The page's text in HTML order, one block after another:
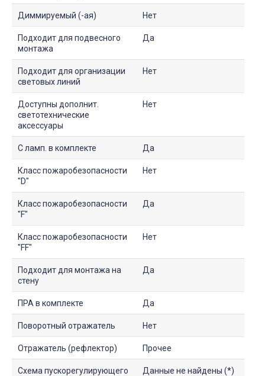
Диммируемый (-ая) Нет
Подходит для подвесного
монтажа
Да
Подходит для организации
световых линий
Нет
Доступны дополнит.
светотехнические
аксессуары
Нет
С ламп. в комплекте Да
Класс пожаробезопасности
"D"
Нет
Класс пожаробезопасности
"F"
Да
Класс пожаробезопасности
"FF"
Нет
Подходит для монтажа на
стену
Да
ПРА в комплекте Да
Поворотный отражатель Нет
Отражатель (рефлектор) Прочее
Схема пускорегулирующего Данные не найдены (*)